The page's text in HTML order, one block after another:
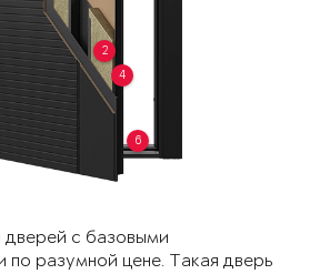
2
4
6
дверей с базовыми
по разумной цене. Такая дверь